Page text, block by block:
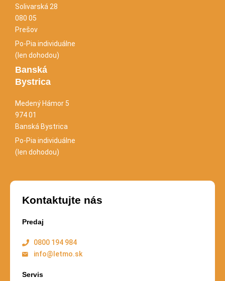
Solivarská 28
080 05
Prešov
Po-Pia individuálne
(len dohodou)
Banská
Bystrica
Medený Hámor 5
974 01
Banská Bystrica
Po-Pia individuálne
(len dohodou)
Kontaktujte nás
Predaj
0800 194 984
info@letmo.sk
Servis